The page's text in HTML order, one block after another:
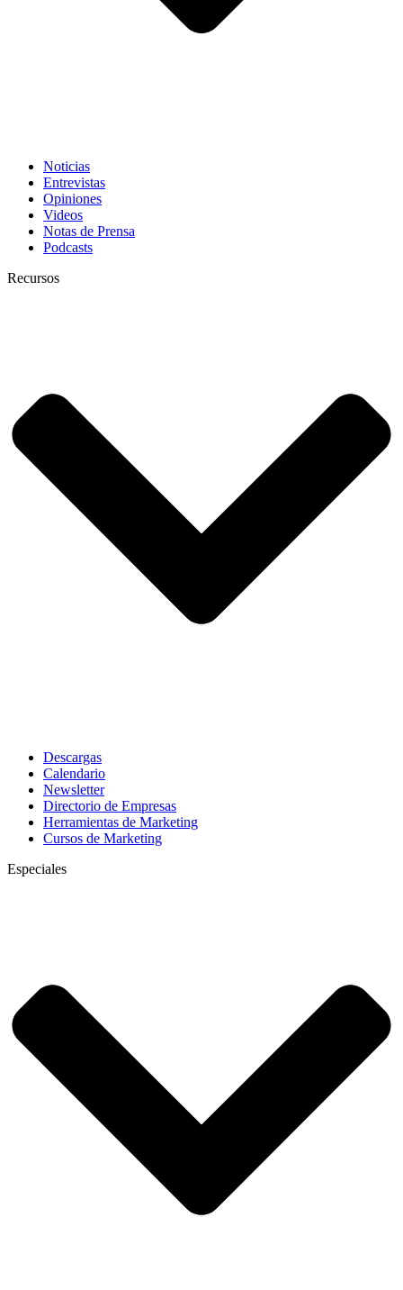
Noticias
Entrevistas
Opiniones
Videos
Notas de Prensa
Podcasts
Recursos
Descargas
Calendario
Newsletter
Directorio de Empresas
Herramientas de Marketing
Cursos de Marketing
Especiales